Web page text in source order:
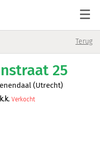
Terug
25
(Utrecht)
k.k. Verkocht